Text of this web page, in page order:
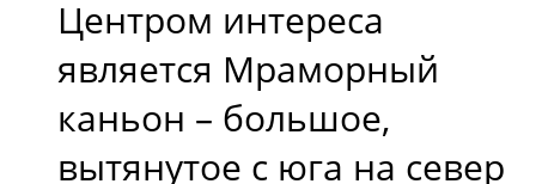
Центром интереса
является Мраморный
каньон – большое,
вытянутое с юга на север